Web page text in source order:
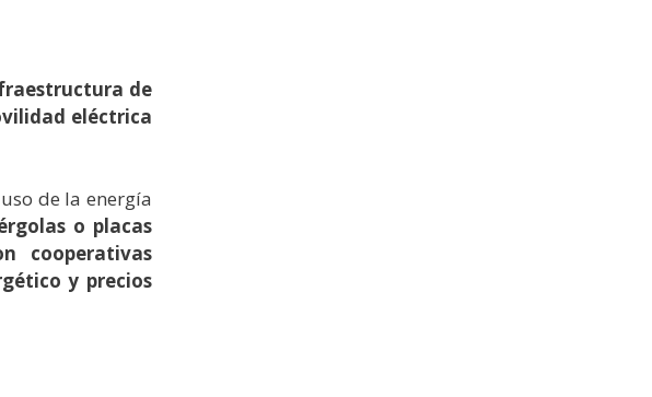
de
eléctrica
de la energía
o placas
cooperativas
y precios